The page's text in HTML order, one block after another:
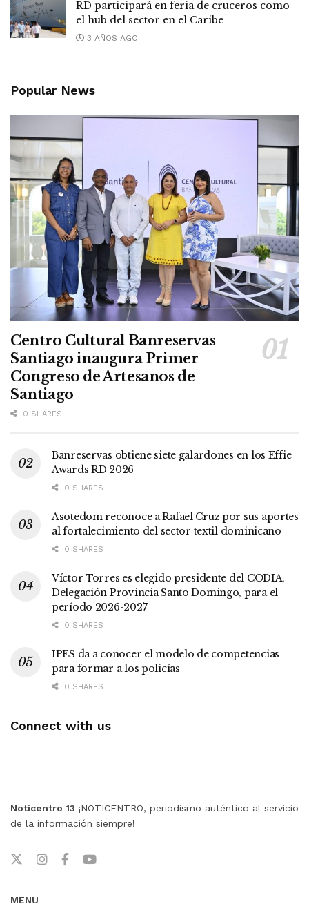
RD participará en feria de cruceros como
el hub del sector en el Caribe
3 AÑOS AGO
Popular News
Centro Cultural Banreservas
Santiago inaugura Primer
Congreso de Artesanos de
Santiago
0 SHARES
Banreservas obtiene siete galardones en los Effie
Awards RD 2026
0 SHARES
Asotedom reconoce a Rafael Cruz por sus aportes
al fortalecimiento del sector textil dominicano
0 SHARES
Víctor Torres es elegido presidente del CODIA,
Delegación Provincia Santo Domingo, para el
período 2026-2027
0 SHARES
IPES da a conocer el modelo de competencias
para formar a los policías
0 SHARES
Connect with us
Noticentro 13 ¡NOTICENTRO, periodismo auténtico al servicio
de la información siempre!
MENU